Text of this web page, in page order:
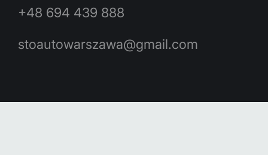
+48 694 439 888
stoautowarszawa@gmail.com